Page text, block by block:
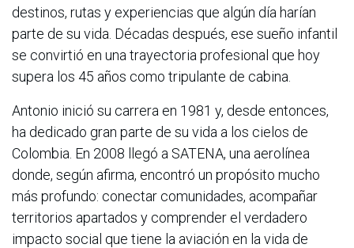
destinos, rutas y experiencias que algún día harían
parte de su vida. Décadas después, ese sueño infantil
se convirtió en una trayectoria profesional que hoy
supera los 45 años como tripulante de cabina.
Antonio inició su carrera en 1981 y, desde entonces,
ha dedicado gran parte de su vida a los cielos de
Colombia. En 2008 llegó a SATENA, una aerolínea
donde, según afirma, encontró un propósito mucho
más profundo: conectar comunidades, acompañar
territorios apartados y comprender el verdadero
impacto social que tiene la aviación en la vida de